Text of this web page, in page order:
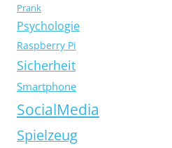
Prank
Psychologie
Raspberry Pi
Sicherheit
Smartphone
SocialMedia
Spielzeug